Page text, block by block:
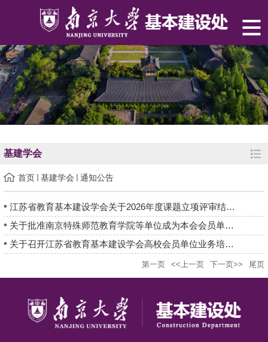
基建学会
首页 基建学会 通知公告
江苏省教育基本建设学会关于2026年度课题立项评审结果的通知
关于批准南京特殊师范教育学院等单位成为本会会员单位的公告
关于召开江苏省教育基本建设学会高校会员单位业务培训会的通知
第一页 <<上一页 下一页>> 尾页